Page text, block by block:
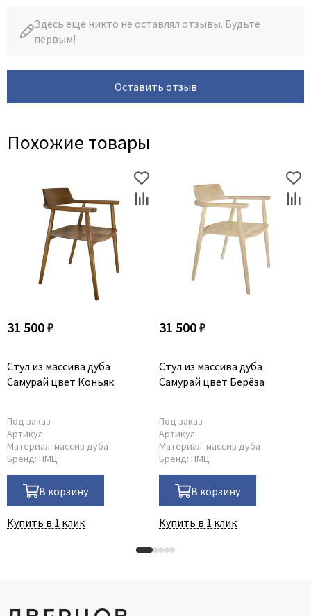
Здесь еще никто не оставлял отзывы. Будьте
первым!
Оставить отзыв
Похожие товары
31 500 ₽
Стул из массива дуба
Самурай цвет Коньяк
Под заказ
Артикул:
Материал: массив дуба
Бренд: ПМЦ
В корзину
Купить в 1 клик
31 500 ₽
Стул из массива дуба
Самурай цвет Берёза
Под заказ
Артикул:
Материал: массив дуба
Бренд: ПМЦ
В корзину
Купить в 1 клик